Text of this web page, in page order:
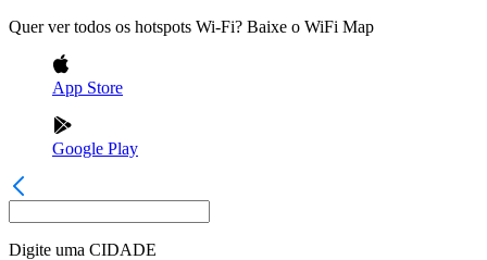
Quer ver todos os hotspots Wi-Fi? Baixe o WiFi Map
App Store
Google Play
Digite uma CIDADE